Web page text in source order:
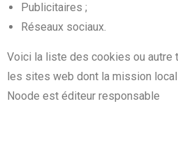
Publicitaires ;
Réseaux sociaux.
Voici la liste des cookies ou autre
les sites web dont la mission
Noode est éditeur responsable